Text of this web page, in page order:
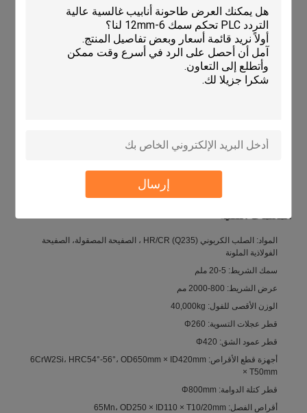
إرسال
أجهزة تغذية مزدوجة للدراجات
أجهزة التسوية ذات خمسة أدوات
شق القرص مع عجلة الخردة
وحدة تجميع الثقوب وحدة فصل مسبق/جهاز التوتر
منفصل الملفات والضغط على نمط البوابة
المعلمات التقنية
المواد: الصلب الكربوني HR/CR (Q235) ، الصفيحة المصقولة، الصفيحة
الفولاذية الملونة
سمك الشريط: 5-20 ملم
عرض الشريط: 800-2000 مم
الوزن الأقصى للفول: 40,000kg
قطر عجلات التسوية: Φ260
قطر عمود الشق: Φ420
أجهزة قطع الأقراص: 6CrW2Si، HRC54°-56°، OD650mm × ID420mm
× T50mm
قطر كتلة الدوامة: Φ800mm
أقراص الفصل: 65Mn، OD250 × ID110 × T10/20mm